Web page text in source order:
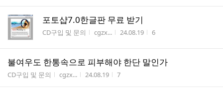
포토샵7.0한글판 무료 받기
게시판명
CD구입 및 문의 작성자
cgzx... 작성시간
24.08.19 조회수
6
불여우도 한통속으로 피부해야 한단 말인가
게시판명
CD구입 및 문의 작성자
cgzx... 작성시간
24.08.19 조회수
7